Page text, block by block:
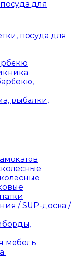
для
посуда для
рыбалки,
/ SUP-доска /
мебель